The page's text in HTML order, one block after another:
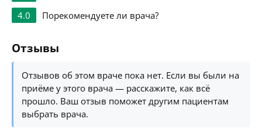
4.0
Порекомендуете ли врача?
Отзывы
Отзывов об этом враче пока нет. Если вы были на
приёме у этого врача — расскажите, как всё
прошло. Ваш отзыв поможет другим пациентам
выбрать врача.